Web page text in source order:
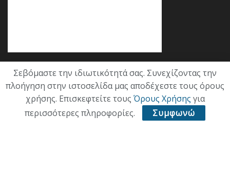
Κατηγορίες
ΕΠΙΚΑΙΡΟΤΗΤΑ
Σεβόμαστε την ιδιωτικότητά σας. Συνεχίζοντας την
πλοήγηση στην ιστοσελίδα μας αποδέχεστε τους όρους
χρήσης. Επισκεφτείτε τους Όρους Χρήσης για
περισσότερες πληροφορίες.
Συμφωνώ